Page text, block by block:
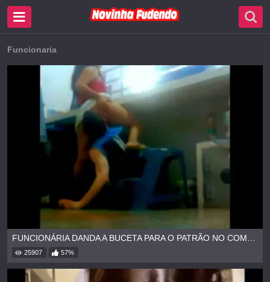
Funcionaria
FUNCIONÁRIA DANDA A BUCETA PARA O PATRÃO NO COMÉRCIO
25907 57%